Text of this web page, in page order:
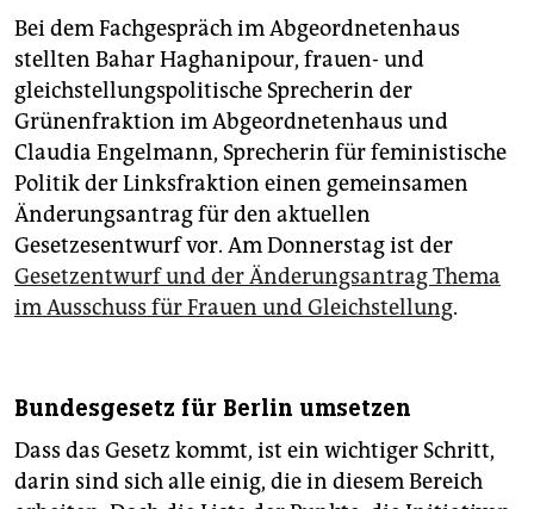
Bei dem Fachgespräch im Abgeordnetenhaus
stellten Bahar Haghanipour, frauen- und
gleichstellungspolitische Sprecherin der
Grünenfraktion im Abgeordnetenhaus und
Claudia Engelmann, Sprecherin für feministische
Politik der Linksfraktion einen gemeinsamen
Änderungsantrag für den aktuellen
Gesetzesentwurf vor. Am Donnerstag ist der
Gesetzentwurf und der Änderungsantrag Thema
im Ausschuss für Frauen und Gleichstellung.
Bundesgesetz für Berlin umsetzen
Dass das Gesetz kommt, ist ein wichtiger Schritt,
darin sind sich alle einig, die in diesem Bereich